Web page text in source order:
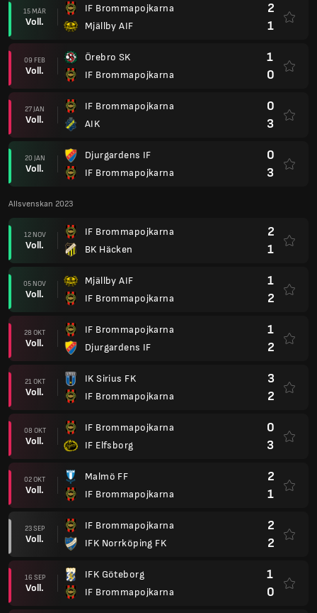
15 MÄR
Voll.
IF Brommapojkarna
Mjällby AIF
2
1
09 FEB
Voll.
Örebro SK
IF Brommapojkarna
1
0
27 JAN
Voll.
IF Brommapojkarna
AIK
0
3
20 JAN
Voll.
Djurgardens IF
IF Brommapojkarna
0
3
Allsvenskan 2023
12 NOV
Voll.
IF Brommapojkarna
BK Häcken
2
1
05 NOV
Voll.
Mjällby AIF
IF Brommapojkarna
1
2
28 OKT
Voll.
IF Brommapojkarna
Djurgardens IF
1
2
21 OKT
Voll.
IK Sirius FK
IF Brommapojkarna
3
2
08 OKT
Voll.
IF Brommapojkarna
IF Elfsborg
0
3
02 OKT
Voll.
Malmö FF
IF Brommapojkarna
2
1
23 SEP
Voll.
IF Brommapojkarna
IFK Norrköping FK
2
2
16 SEP
Voll.
IFK Göteborg
IF Brommapojkarna
1
0